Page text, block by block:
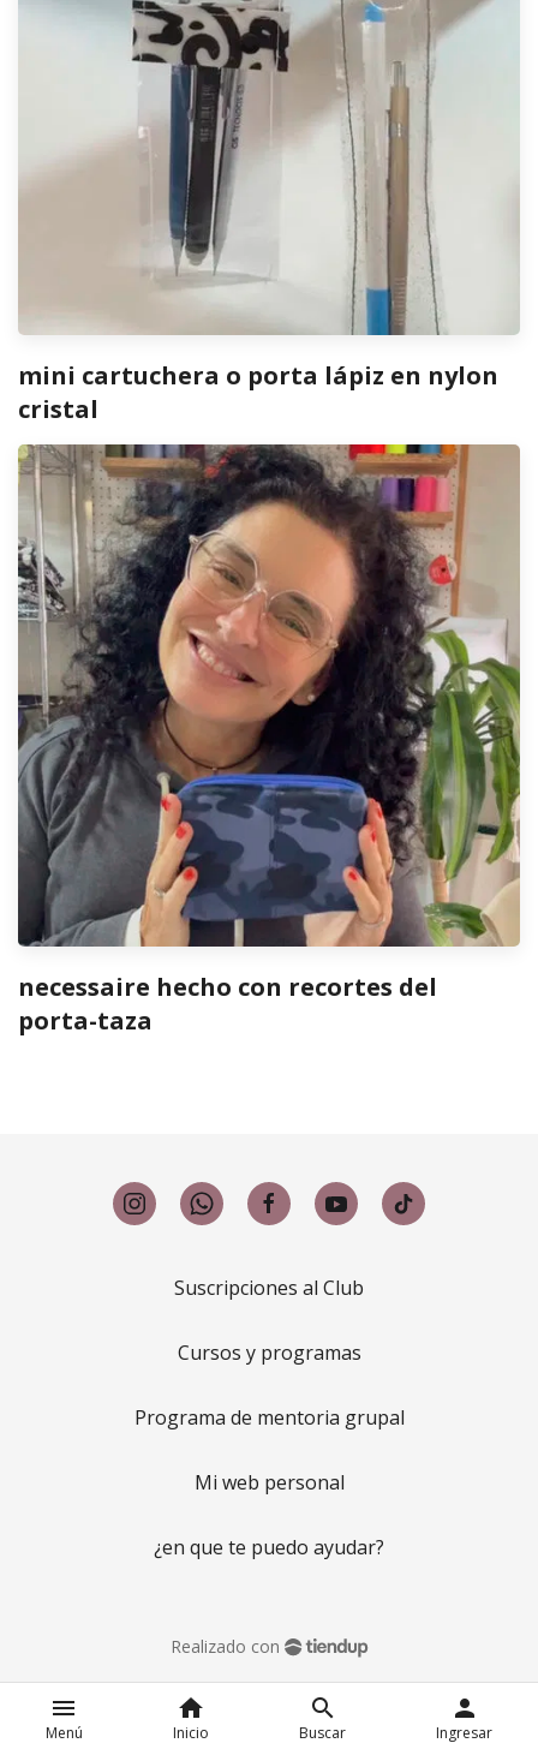
menu
Menú
home
Inicio
search
Buscar
person
Ingresar
mini cartuchera o porta lápiz en nylon
cristal
necessaire hecho con recortes del
porta-taza
Suscripciones al Club
Cursos y programas
Programa de mentoria grupal
Mi web personal
¿en que te puedo ayudar?
Realizado con